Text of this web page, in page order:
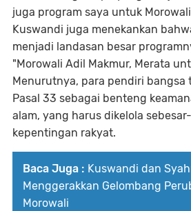
juga program saya untuk
Kuswandi juga menekankan
menjadi landasan besar
"Morowali Adil Makmur, Merata
Menurutnya, para pendiri bangsa
Pasal 33 sebagai benteng
alam, yang harus dikelola
kepentingan rakyat.
Baca Juga : Kuswandi dan
Menggerakkan Gelombang
Morowali